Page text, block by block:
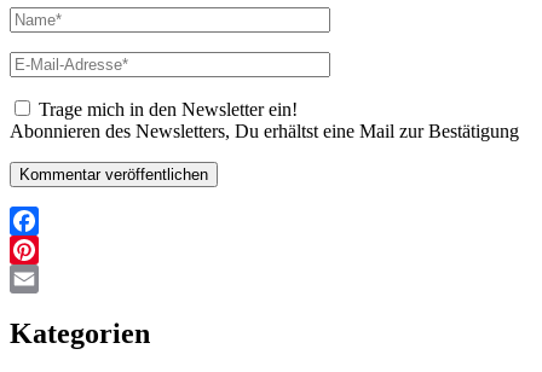
Name*
E-
Mail-
Adresse*
Trage mich in den Newsletter ein!
Abonnieren des Newsletters, Du erhältst eine Mail zur Bestätigung
Facebook
Pinterest
Kategorien